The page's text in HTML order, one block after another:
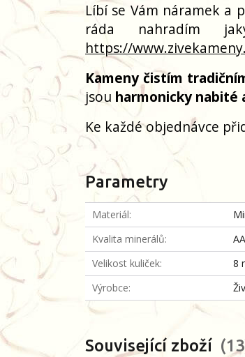
Líbí se Vám náramek a
ráda nahradím
https://
Kameny čistím
jsou harmonicky nabité
Ke každé objednávce
Parametry
Materiál
Kvalita minerálů
Velikost kuliček
8
Výrobce
Související zboží 13